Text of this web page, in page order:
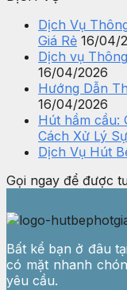
Dịch Vụ
Giá Rẻ 16/04/
Dịch vụ
16/04/2026
Hướng Dẫn
16/04/2026
Hút hầm cầu:
Cách Xử Lý
Dịch Vụ Hút
Gọi ngay để được
Bất kể bạn ở đâu
có mặt nhanh
yêu cầu.